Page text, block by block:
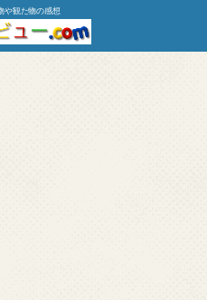
や観た物の感想